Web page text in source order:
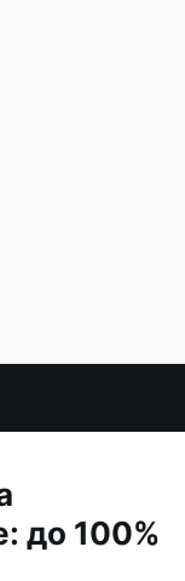
до 100%